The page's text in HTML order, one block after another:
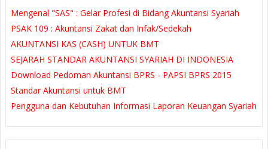
Mengenal "SAS" : Gelar Profesi di Bidang Akuntansi Syariah
PSAK 109 : Akuntansi Zakat dan Infak/Sedekah
AKUNTANSI KAS (CASH) UNTUK BMT
SEJARAH STANDAR AKUNTANSI SYARIAH DI INDONESIA
Download Pedoman Akuntansi BPRS - PAPSI BPRS 2015
Standar Akuntansi untuk BMT
Pengguna dan Kebutuhan Informasi Laporan Keuangan Syariah